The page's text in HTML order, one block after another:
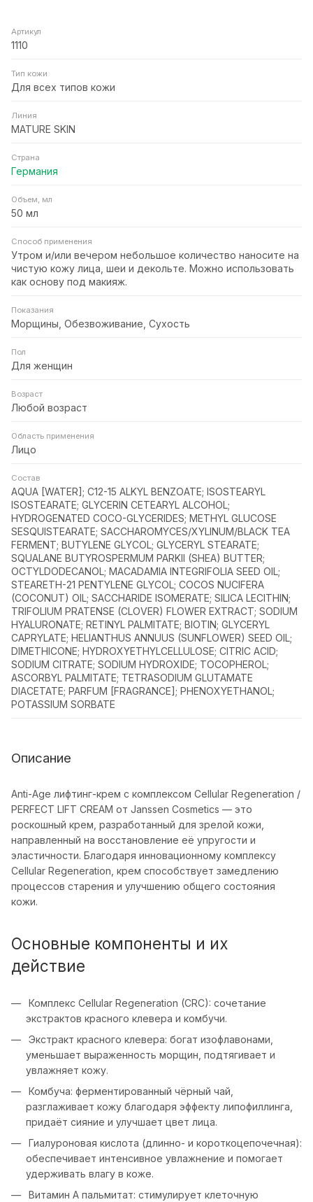
Артикул
1110
Тип кожи
Для всех типов кожи
Линия
MATURE SKIN
Страна
Германия
Объем, мл
50 мл
Способ применения
Утром и/или вечером небольшое количество наносите на
чистую кожу лица, шеи и декольте. Можно использовать
как основу под макияж.
Показания
Морщины, Обезвоживание, Сухость
Пол
Для женщин
Возраст
Любой возраст
Область применения
Лицо
Состав
AQUA [WATER]; C12-15 ALKYL BENZOATE; ISOSTEARYL
ISOSTEARATE; GLYCERIN CETEARYL ALCOHOL;
HYDROGENATED COCO-GLYCERIDES; METHYL GLUCOSE
SESQUISTEARATE; SACCHAROMYCES/XYLINUM/BLACK TEA
FERMENT; BUTYLENE GLYCOL; GLYCERYL STEARATE;
SQUALANE BUTYROSPERMUM PARKII (SHEA) BUTTER;
OCTYLDODECANOL; MACADAMIA INTEGRIFOLIA SEED OIL;
STEARETH-21 PENTYLENE GLYCOL; COCOS NUCIFERA
(COCONUT) OIL; SACCHARIDE ISOMERATE; SILICA LECITHIN;
TRIFOLIUM PRATENSE (CLOVER) FLOWER EXTRACT; SODIUM
HYALURONATE; RETINYL PALMITATE; BIOTIN; GLYCERYL
CAPRYLATE; HELIANTHUS ANNUUS (SUNFLOWER) SEED OIL;
DIMETHICONE; HYDROXYETHYLCELLULOSE; CITRIC ACID;
SODIUM CITRATE; SODIUM HYDROXIDE; TOCOPHEROL;
ASCORBYL PALMITATE; TETRASODIUM GLUTAMATE
DIACETATE; PARFUM [FRAGRANCE]; PHENOXYETHANOL;
POTASSIUM SORBATE
Описание
Anti-Age лифтинг-крем с комплексом Cellular Regeneration /
PERFECT LIFT CREAM от Janssen Cosmetics — это
роскошный крем, разработанный для зрелой кожи,
направленный на восстановление её упругости и
эластичности. Благодаря инновационному комплексу
Cellular Regeneration, крем способствует замедлению
процессов старения и улучшению общего состояния
кожи.
Основные компоненты и их
действие
Комплекс Cellular Regeneration (CRC): сочетание
экстрактов красного клевера и комбучи.
Экстракт красного клевера: богат изофлавонами,
уменьшает выраженность морщин, подтягивает и
увлажняет кожу.
Комбуча: ферментированный чёрный чай,
разглаживает кожу благодаря эффекту липофиллинга,
придаёт сияние и улучшает цвет лица.
Гиалуроновая кислота (длинно- и короткоцепочечная):
обеспечивает интенсивное увлажнение и помогает
удерживать влагу в коже.
Витамин A пальмитат: стимулирует клеточную